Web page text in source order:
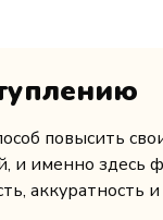
повысить
и именно здесь
аккуратность